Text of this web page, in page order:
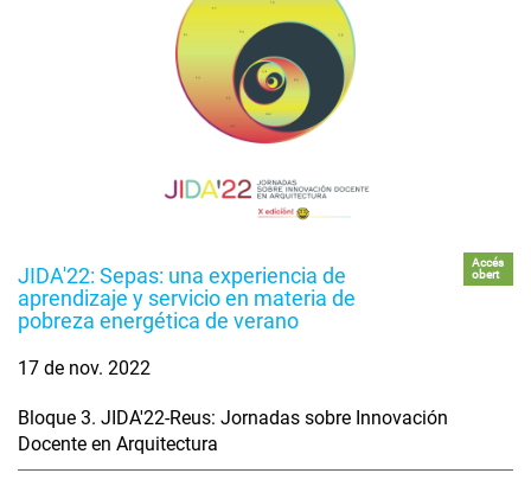
JIDA'22: Sepas: una experiencia de
aprendizaje y servicio en materia de
pobreza energética de verano
Accés
obert
17 de nov. 2022
Bloque 3. JIDA'22-Reus: Jornadas sobre Innovación
Docente en Arquitectura